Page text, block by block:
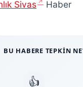
Sivas Haber
BU HABERE TEPKIN
👍